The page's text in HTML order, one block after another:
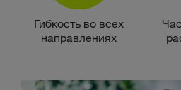
Гибкость во всех
направлениях